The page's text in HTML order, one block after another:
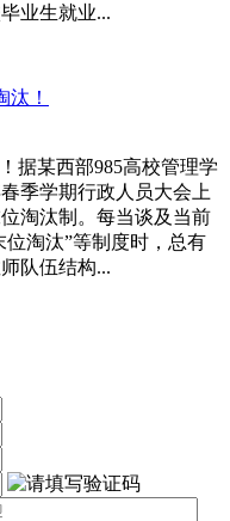
业生就业...
据某西部985高校管理学
季学期行政人员大会上
淘汰制。每当谈及当前
位淘汰”等制度时，总有
队伍结构...